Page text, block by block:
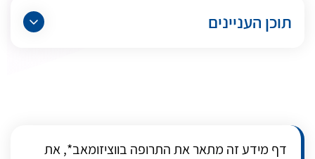
תוכן העניינים
דף מידע זה מתאר את התרופה בווציזומאב*, את